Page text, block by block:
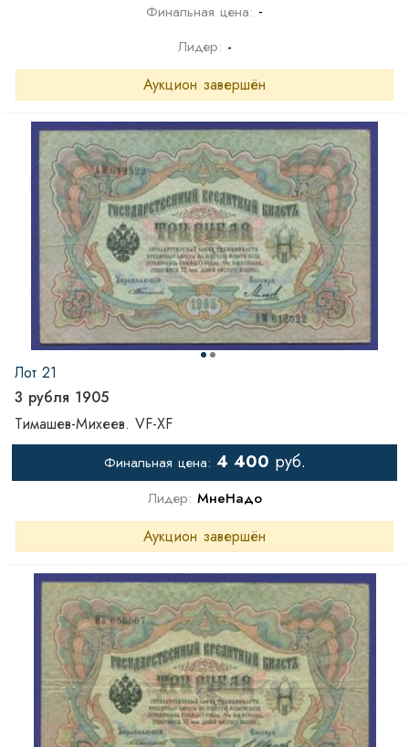
Финальная цена: -
Лидер: -
Аукцион завершён
Лот 21
3 рубля 1905
Тимашев-Михеев. VF-XF
Финальная цена: 4 400 руб.
Лидер: МнеНадо
Аукцион завершён